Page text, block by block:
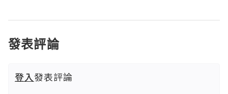
發表評論
登入發表評論